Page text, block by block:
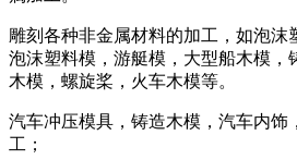
雕刻各种非金属材料的加工，如泡沫
泡沫塑料模，游艇模，大型船木模，
木模，螺旋桨，火车木模等。
汽车冲压模具，铸造木模，汽车内饰
工；